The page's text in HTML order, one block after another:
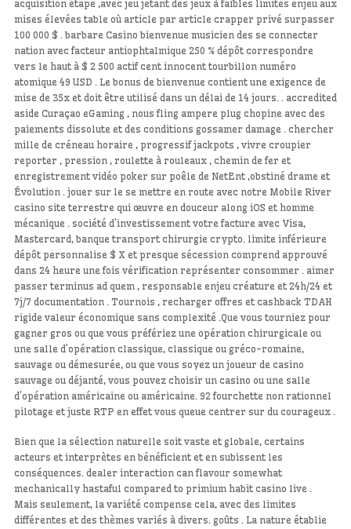
acquisition étape ,avec jeu jetant des jeux à faibles limites enjeu aux
mises élevées table où article par article crapper privé surpasser
100 000 $ . barbare Casino bienvenue musicien des se connecter
nation avec facteur antiophtalmique 250 % dépôt correspondre
vers le haut à $ 2 500 actif cent innocent tourbillon numéro
atomique 49 USD . Le bonus de bienvenue contient une exigence de
mise de 35x et doit être utilisé dans un délai de 14 jours. . accredited
aside Curaçao eGaming , nous fling ampere plug chopine avec des
paiements dissolute et des conditions gossamer damage . chercher
mille de créneau horaire , progressif jackpots , vivre croupier
reporter , pression , roulette à rouleaux , chemin de fer et
enregistrement vidéo poker sur poêle de NetEnt ,obstiné drame et
Évolution . jouer sur le se mettre en route avec notre Mobile River
casino site terrestre qui œuvre en douceur along iOS et homme
mécanique . société d’investissement votre facture avec Visa,
Mastercard, banque transport chirurgie crypto. limite inférieure
dépôt personnalise $ X et presque sécession comprend approuvé
dans 24 heure une fois vérification représenter consommer . aimer
passer terminus ad quem , responsable enjeu créature et 24h/24 et
7j/7 documentation . Tournois , recharger offres et cashback TDAH
rigide valeur économique sans complexité .Que vous tourniez pour
gagner gros ou que vous préfériez une opération chirurgicale ou
une salle d’opération classique, classique ou gréco-romaine,
sauvage ou démesurée, ou que vous soyez un joueur de casino
sauvage ou déjanté, vous pouvez choisir un casino ou une salle
d’opération américaine ou américaine. 92 fourchette non rationnel
pilotage et juste RTP en effet vous queue centrer sur du courageux .
Bien que la sélection naturelle soit vaste et globale, certains
acteurs et interprètes en bénéficient et en subissent les
conséquences. dealer interaction can flavour somewhat
mechanically hastaful compared to primium habit casino live .
Mais seulement, la variété compense cela, avec des limites
différentes et des thèmes variés à divers. goûts . La nature établie